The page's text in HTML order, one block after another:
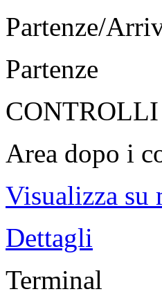
Partenze/
Partenze
Area dopo i
Visualizza su
Dettagli
Terminal